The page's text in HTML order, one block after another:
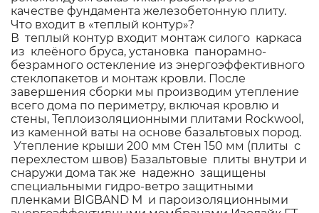
качестве фундамента железобетонную плиту.
Что входит в «теплый контур»?
В теплый контур входит монтаж силого каркаса
из клеёного бруса, установка панорамно-
безрамного остекление из энергоэффективного
стеклопакетов и монтаж кровли. После
завершения сборки мы производим утепление
всего дома по периметру, включая кровлю и
стены, Теплоизоляционными плитами Rockwool,
из каменной ваты на основе базальтовых пород.
Утепление крыши 200 мм Стен 150 мм (плиты с
перехлестом швов) Базальтовые плиты внутри и
снаружи дома так же надежно защищены
специальными гидро-ветро защитными
пленками BIGBAND M и пароизоляционными